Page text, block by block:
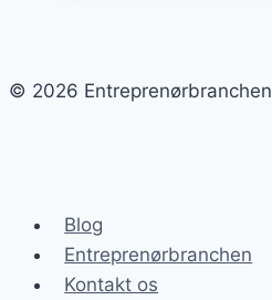
© 2026 Entreprenørbranchen
Blog
Entreprenørbranchen
Kontakt os